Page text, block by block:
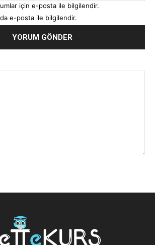
için e-posta ile bilgilendir.
e-posta ile bilgilendir.